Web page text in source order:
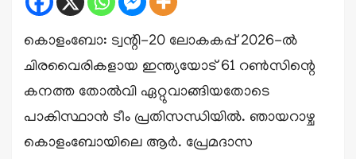
കൊളംബോ: ട്വന്റി-20 ലോകകപ്പ് 2026-ൽ
ചിരവൈരികളായ ഇന്ത്യയോട് 61 റൺസിന്റെ
കനത്ത തോൽവി ഏറ്റുവാങ്ങിയതോടെ
പാകിസ്ഥാൻ ടീം പ്രതിസന്ധിയിൽ. ഞായറാഴ്ച
കൊളംബോയിലെ ആർ. പ്രേമദാസ